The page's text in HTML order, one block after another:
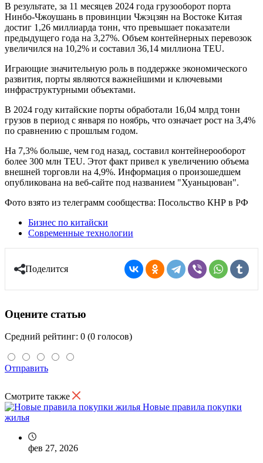
В результате, за 11 месяцев 2024 года грузооборот порта
Нинбо-Чжоушань в провинции Чжэцзян на Востоке Китая
достиг 1,26 миллиарда тонн, что превышает показатели
предыдущего года на 3,27%. Объем контейнерных перевозок
увеличился на 10,2% и составил 36,14 миллиона TEU.
Играющие значительную роль в поддержке экономического
развития, порты являются важнейшими и ключевыми
инфраструктурными объектами.
В 2024 году китайские порты обработали 16,04 млрд тонн
грузов в период с января по ноябрь, что означает рост на 3,4%
по сравнению с прошлым годом.
На 7,3% больше, чем год назад, составил контейнерооборот
более 300 млн TEU. Этот факт привел к увеличению объема
внешней торговли на 4,9%. Информация о произошедшем
опубликована на веб-сайте под названием "Хуаньцюван".
Фото взято из телеграмм сообщества: Посольство КНР в РФ
Бизнес по китайски
Современные технологии
Поделится
Оцените статью
Средний рейтинг: 0 (0 голосов)
Отправить
Смотрите также
Новые правила покупки
жилья
фев 27, 2026